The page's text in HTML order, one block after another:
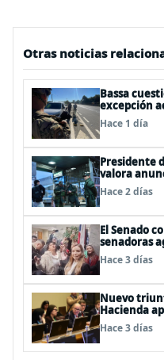
Otras noticias
Bassa
excepción
policías”
Hace 1 día
Presidente
valora
advierte
secreto
Hace 2 días
El Senado
senadoras
Hace 3 días
Nuevo
Hacienda
Hace 3 días